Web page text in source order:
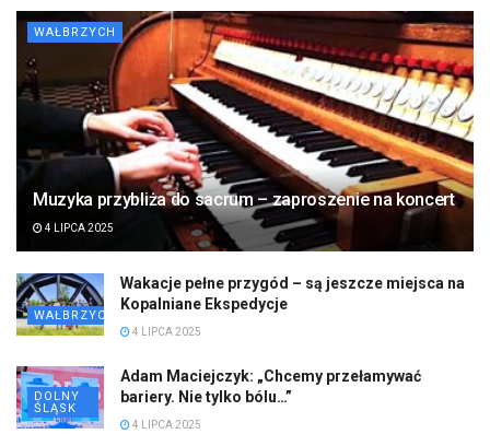
WAŁBRZYCH
Muzyka przybliża do sacrum – zaproszenie na koncert
4 LIPCA 2025
WAŁBRZYCH
Wakacje pełne przygód – są jeszcze miejsca na
Kopalniane Ekspedycje
4 LIPCA 2025
DOLNY
ŚLĄSK
Adam Maciejczyk: „Chcemy przełamywać
bariery. Nie tylko bólu…”
4 LIPCA 2025